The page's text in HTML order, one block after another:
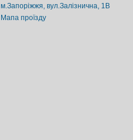
м.Запоріжжя, вул.Залізнична, 1В
Мапа проїзду